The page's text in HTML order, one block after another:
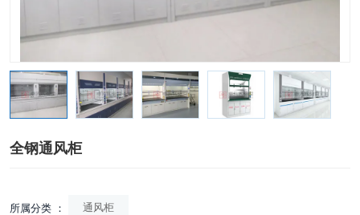
全钢通风柜
所属分类 ： 通风柜